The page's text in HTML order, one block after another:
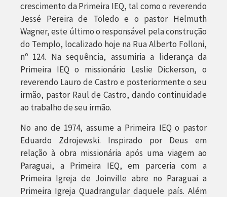
crescimento da Primeira IEQ, tal como o reverendo
Jessé Pereira de Toledo e o pastor Helmuth
Wagner, este último o responsável pela construção
do Templo, localizado hoje na Rua Alberto Folloni,
nº 124. Na sequência, assumiria a liderança da
Primeira IEQ o missionário Leslie Dickerson, o
reverendo Lauro de Castro e posteriormente o seu
irmão, pastor Raul de Castro, dando continuidade
ao trabalho de seu irmão.
No ano de 1974, assume a Primeira IEQ o pastor
Eduardo Zdrojewski. Inspirado por Deus em
relação à obra missionária após uma viagem ao
Paraguai, a Primeira IEQ, em parceria com a
Primeira Igreja de Joinville abre no Paraguai a
Primeira Igreja Quadrangular daquele país. Além